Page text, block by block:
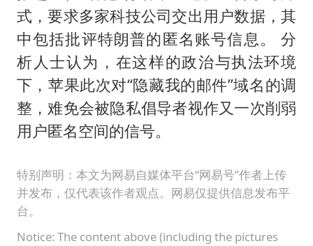
式，要求多家科技公司交出用户数据，其
中包括批评特朗普的匿名账号信息。 分
析人士认为，在这样的政治与执法环境
下，苹果此次对“隐藏我的邮件”域名的调
整，难免会被隐私倡导者视作又一次削弱
用户匿名空间的信号。
特别声明：本文为网易自媒体平台“网易号”作者上传
并发布，仅代表该作者观点。网易仅提供信息发布平
台。
Notice: The content above (including the pictures